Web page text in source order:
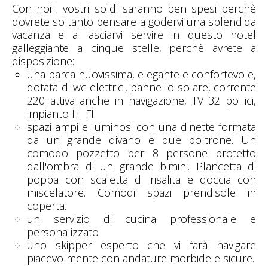
Con noi i vostri soldi saranno ben spesi perchè
dovrete soltanto pensare a godervi una splendida
vacanza e a lasciarvi servire in questo hotel
galleggiante a cinque stelle, perchè avrete a
disposizione:
una barca nuovissima, elegante e confortevole,
dotata di wc elettrici, pannello solare, corrente
220 attiva anche in navigazione, TV 32 pollici,
impianto HI FI.
spazi ampi e luminosi con una dinette formata
da un grande divano e due poltrone. Un
comodo pozzetto per 8 persone protetto
dall'ombra di un grande bimini. Plancetta di
poppa con scaletta di risalita e doccia con
miscelatore. Comodi spazi prendisole in
coperta.
un servizio di cucina professionale e
personalizzato
uno skipper esperto che vi farà navigare
piacevolmente con andature morbide e sicure.